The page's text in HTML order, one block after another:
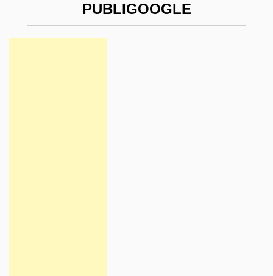
PUBLIGOOGLE